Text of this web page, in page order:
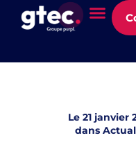
Panneau de gestion des
Le21 janvier
dans